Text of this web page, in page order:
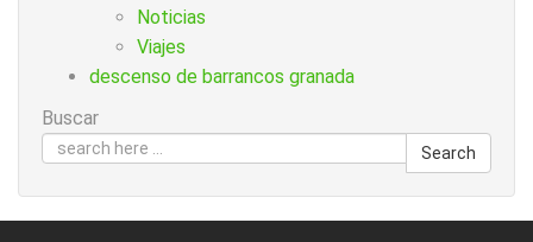
Noticias
Viajes
descenso de barrancos granada
Buscar
Search